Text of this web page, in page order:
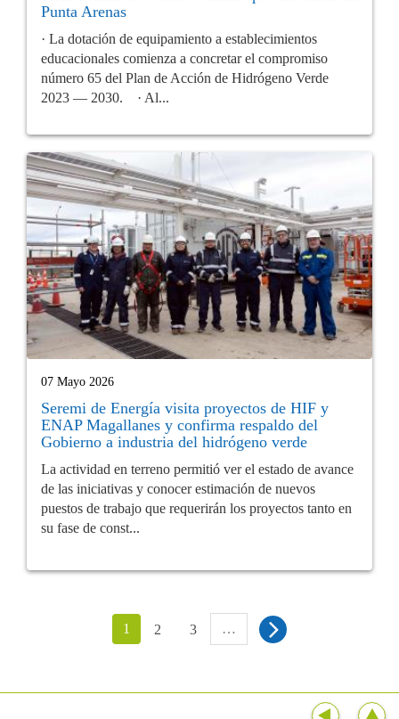
Punta Arenas
· La dotación de equipamiento a establecimientos
educacionales comienza a concretar el compromiso
número 65 del Plan de Acción de Hidrógeno Verde
2023 — 2030. · Al...
07 Mayo 2026
Seremi de Energía visita proyectos de HIF y
ENAP Magallanes y confirma respaldo del
Gobierno a industria del hidrógeno verde
La actividad en terreno permitió ver el estado de avance
de las iniciativas y conocer estimación de nuevos
puestos de trabajo que requerirán los proyectos tanto en
su fase de const...
1 2 3 …